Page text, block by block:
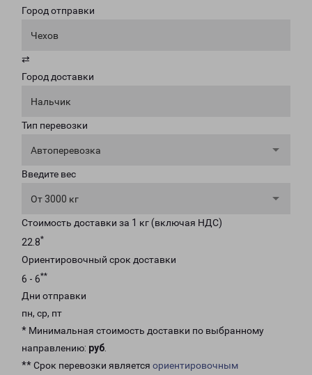
Город отправки
Чехов
⇄
Город доставки
Нальчик
Тип перевозки
Автоперевозка
Введите вес
От 3000 кг
Стоимость доставки за 1 кг (включая НДС)
22.8*
Ориентировочный срок доставки
6 - 6**
Дни отправки
пн, ср, пт
* Минимальная стоимость доставки по выбранному
направлению: руб.
** Срок перевозки является ориентировочным